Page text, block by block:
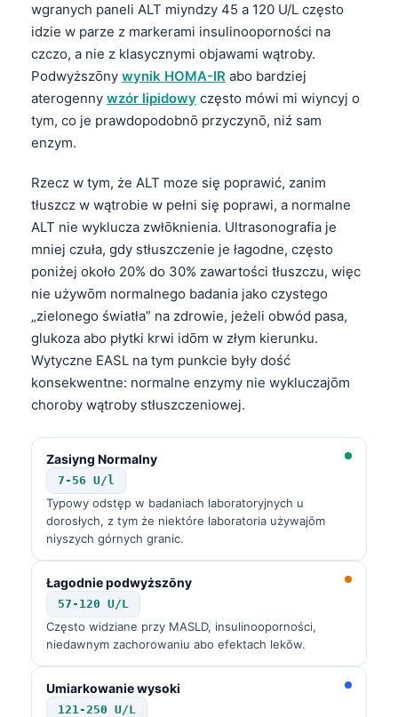
wgranych paneli ALT miyndzy 45 a 120 U/L często
idzie w parze z markerami insulinooporności na
czczo, a nie z klasycznymi objawami wątroby.
Podwyższōny wynik HOMA-IR abo bardziej
aterogenny wzór lipidowy często mówi mi wiyncyj o
tym, co je prawdopodobnō przyczynō, niź sam
enzym.
Rzecz w tym, że ALT moze się poprawić, zanim
tłuszcz w wątrobie w pełni się poprawi, a normalne
ALT nie wyklucza zwłōknienia. Ultrasonografia je
mniej czuła, gdy stłuszczenie je łagodne, często
poniżej około 20% do 30% zawartości tłuszczu, więc
nie używōm normalnego badania jako czystego
„zielonego światła” na zdrowie, jeżeli obwód pasa,
glukoza abo płytki krwi idōm w złym kierunku.
Wytyczne EASL na tym punkcie były dość
konsekwentne: normalne enzymy nie wykluczajōm
choroby wątroby stłuszczeniowej.
Zasiyng Normalny
7-56 U/l
Typowy odstęp w badaniach laboratoryjnych u
dorosłych, z tym że niektóre laboratoria używajōm
niyszych górnych granic.
Łagodnie podwyższōny
57-120 U/L
Często widziane przy MASLD, insulinooporności,
niedawnym zachorowaniu abo efektach lekōw.
Umiarkowanie wysoki
121-250 U/L